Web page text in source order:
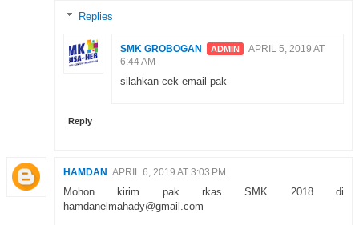
Replies
SMK GROBOGAN
APRIL 5, 2019 AT
6:44 AM
silahkan cek email pak
Reply
HAMDAN APRIL 6, 2019 AT 3:03 PM
Mohon kirim pak rkas SMK 2018 di
hamdanelmahady@gmail.com